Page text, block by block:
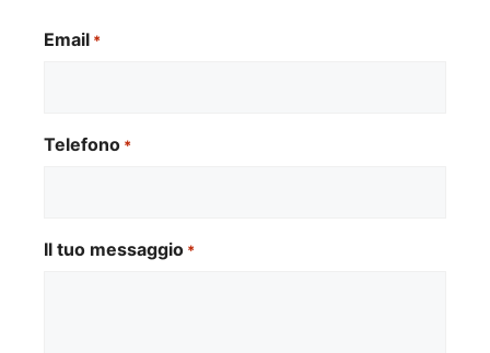
Email *
Telefono *
Il tuo messaggio *